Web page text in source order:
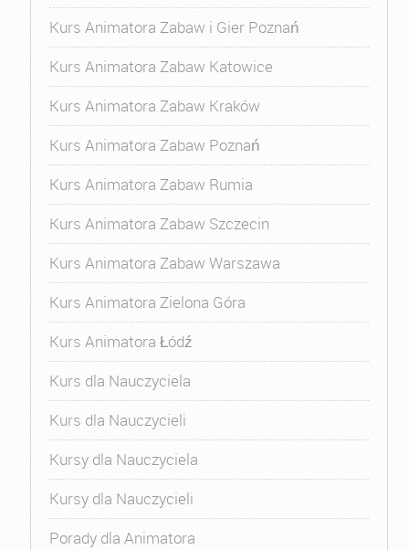
Kurs Animatora Zabaw i Gier Poznań
Kurs Animatora Zabaw Katowice
Kurs Animatora Zabaw Kraków
Kurs Animatora Zabaw Poznań
Kurs Animatora Zabaw Rumia
Kurs Animatora Zabaw Szczecin
Kurs Animatora Zabaw Warszawa
Kurs Animatora Zielona Góra
Kurs Animatora Łódź
Kurs dla Nauczyciela
Kurs dla Nauczycieli
Kursy dla Nauczyciela
Kursy dla Nauczycieli
Porady dla Animatora